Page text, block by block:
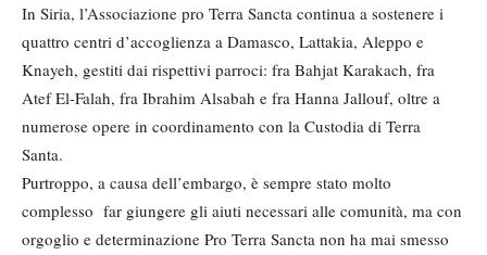
In Siria, l’Associazione pro Terra Sancta continua a sostenere i
quattro centri d’accoglienza a Damasco, Lattakia, Aleppo e
Knayeh, gestiti dai rispettivi parroci: fra Bahjat Karakach, fra
Atef El-Falah, fra Ibrahim Alsabah e fra Hanna Jallouf, oltre a
numerose opere in coordinamento con la Custodia di Terra
Santa.
Purtroppo, a causa dell’embargo, è sempre stato molto
complesso far giungere gli aiuti necessari alle comunità, ma con
orgoglio e determinazione Pro Terra Sancta non ha mai smesso